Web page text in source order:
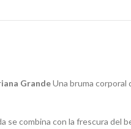
GrandeUna bruma corporal
se combina con la frescura del